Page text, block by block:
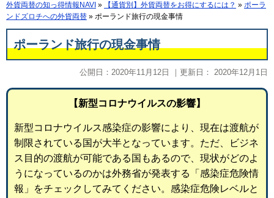
外貨両替の知っ得情報NAVI » 【通貨別】外貨両替をお得にするには？ » ポーラ
ンドズロチへの外貨両替 » ポーランド旅行の現金事情
ポーランド旅行の現金事情
公開日： 2020年11月12日 ｜更新日： 2020年12月1日
【新型コロナウイルスの影響】
新型コロナウイルス感染症の影響により、現在は渡航が
制限されている国が大半となっています。ただ、ビジネ
ス目的の渡航が可能である国もあるので、現状がどのよ
うになっているのかは外務省が発表する「感染症危険情
報」をチェックしてみてください。感染症危険レベルと